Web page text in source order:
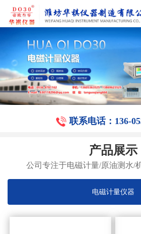
联系电话：136-
产品展示
公司专注于电磁计量/原油测水/
电磁计量仪器